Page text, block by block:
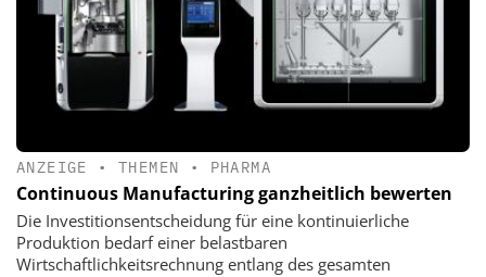
ANZEIGE •THEMEN • PHARMA
Continuous Manufacturing ganzheitlich bewerten
Die Investitionsentscheidung für eine kontinuierliche
Produktion bedarf einer belastbaren
Wirtschaftlichkeitsrechnung entlang des gesamten